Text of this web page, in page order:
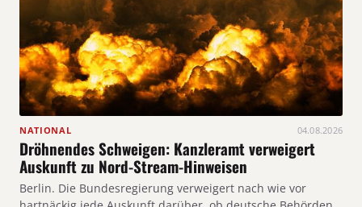
NATIONAL 04.08.2026
Dröhnendes Schweigen: Kanzleramt verweigert
Auskunft zu Nord-Stream-Hinweisen
Berlin. Die Bundesregierung verweigert nach wie vor